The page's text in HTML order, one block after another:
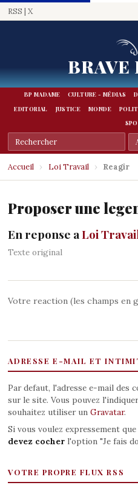
RSS | X
BRAVE
BP MADAME CULTURE - MÉDIAS
EDITORIAL
JUSTICE MONDE
Accueil › Loi Travail › Reagir
Proposer une
En reponse aLoi
Texte original
Votre reaction (les champs en
ADRESSE E-MAIL ET
Par defaut, l'adresse e-mail des
sur le site. Vous pouvez
souhaitez utiliser un Gravatar.
Si vous voulez expressement
devez cocherl'option "Je fais
VOTRE PROPRE FLUX RSS